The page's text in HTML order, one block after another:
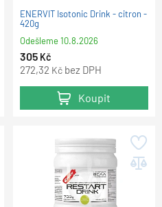
ENERVIT Isotonic Drink - citron -
420g
Odešleme10.8.2026
305 Kč
272,32 Kč bez DPH
Koupit